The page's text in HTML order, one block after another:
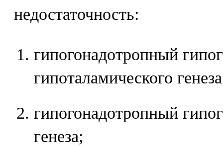
недостаточность:
гипогонадотропный
гипоталамического
гипогонадотропный
генеза;